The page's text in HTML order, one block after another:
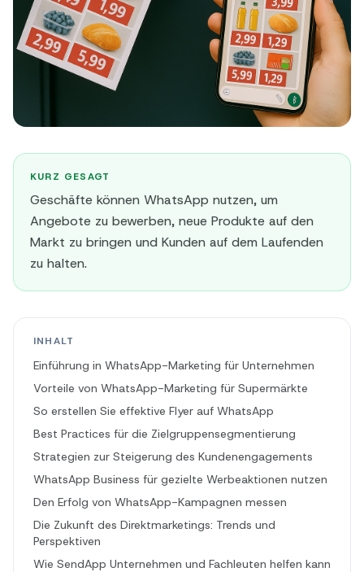
KURZ GESAGT
Geschäfte können WhatsApp nutzen, um
Angebote zu bewerben, neue Produkte auf den
Markt zu bringen und Kunden auf dem Laufenden
zu halten.
INHALT
Einführung in WhatsApp-Marketing für Unternehmen
Vorteile von WhatsApp-Marketing für Supermärkte
So erstellen Sie effektive Flyer auf WhatsApp
Best Practices für die Zielgruppensegmentierung
Strategien zur Steigerung des Kundenengagements
WhatsApp Business für gezielte Werbeaktionen nutzen
Den Erfolg von WhatsApp-Kampagnen messen
Die Zukunft des Direktmarketings: Trends und
Perspektiven
Wie SendApp Unternehmen und Fachleuten helfen kann